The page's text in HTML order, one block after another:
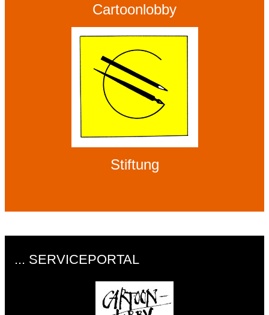
Cartoonlobby
Stiftung
... SERVICEPORTAL